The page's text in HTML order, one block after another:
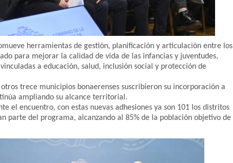
herramientas de gestión, planificación y articulación entre los
para mejorar la calidad de vida de las infancias y juventudes,
a educación, salud, inclusión social y protección de
trece municipios bonaerenses suscribieron su incorporación a
ampliando su alcance territorial.
el encuentro, con estas nuevas adhesiones ya son 101 los distritos
parte del programa, alcanzando al 85% de la población objetivo de